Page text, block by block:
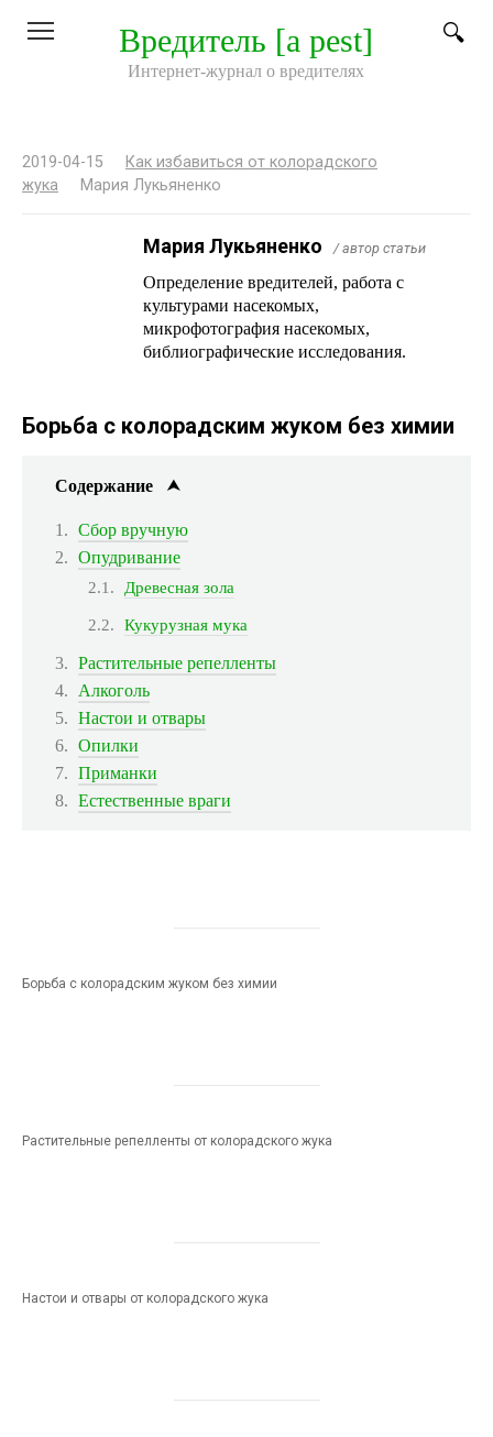
Вредитель [a pest]
Интернет-журнал о вредителях
2019-04-15
Как избавиться от колорадского
жука
Мария Лукьяненко
Мария Лукьяненко / автор статьи
Определение вредителей, работа с
культурами насекомых,
микрофотография насекомых,
библиографические исследования.
Борьба с колорадским жуком без химии
Содержание
Сбор вручную
Опудривание
Древесная зола
Кукурузная мука
Растительные репелленты
Алкоголь
Настои и отвары
Опилки
Приманки
Естественные враги
Борьба с колорадским жуком без химии
Растительные репелленты от колорадского жука
Настои и отвары от колорадского жука